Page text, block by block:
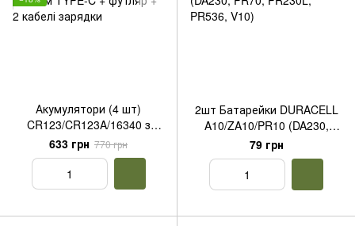
Акумулятори (4 шт)
CR123/CR123A/16340 з
входом TYPE-C + футляр +
2 кабелі зарядки
633 грн 770 грн
2шт Батарейки DURACELL
A10/ZA10/PR10 (DA230,
PR70, PR230L, PR536, V10)
79 грн